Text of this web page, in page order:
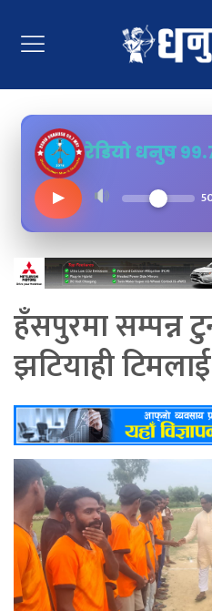
रेडियो धनुष
▶
हँसपुरमा सम्पन्न
झटियाही टिमलाई